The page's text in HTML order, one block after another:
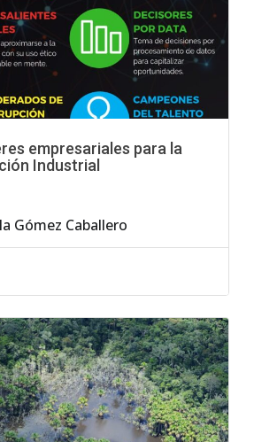
empresariales para la
Industrial
Gómez Caballero